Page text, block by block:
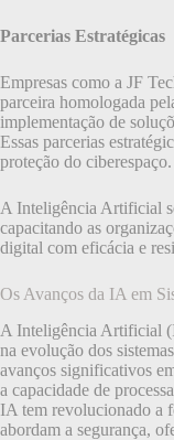
Parcerias Estratégicas
Empresas como a JF
parceira homologada
implementação de
Essas parcerias
proteção do ciberespaço.
A Inteligência Artificial
capacitando as
digital com eficácia e
Os Avanços da IA em
A Inteligência Artificial
na evolução dos
avanços significativos
a capacidade de
IA tem revolucionado a
abordam a segurança,